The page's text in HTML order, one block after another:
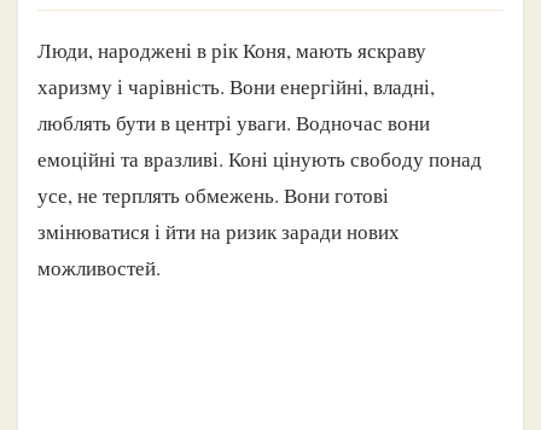
Люди, народжені в рік Коня, мають яскраву
харизму і чарівність. Вони енергійні, владні,
люблять бути в центрі уваги. Водночас вони
емоційні та вразливі. Коні цінують свободу понад
усе, не терплять обмежень. Вони готові
змінюватися і йти на ризик заради нових
можливостей.